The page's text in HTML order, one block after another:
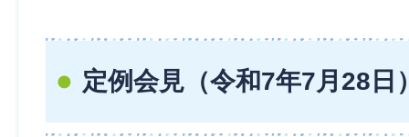
定例会見（令和7年7月28日